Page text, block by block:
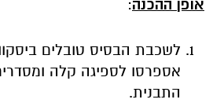
אופן ההכנה:
לשכבת הבסיס טובלים
אספרסו לספיגה קלה
התבנית.